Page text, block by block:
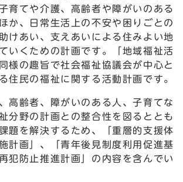
育てや介護、高齢者や障がいのある
か、日常生活上の不安や困りごとの
けあい、支えあいによる住みよい地
いくための計画です。「地域福祉活
様の趣旨で社会福祉協議会が中心と
住民の福祉に関する活動計画です。
高齢者、障がいのある人、子育てな
分野の計画との整合性を図るととも
題を解決するため、「重層的支援体
計画」、「青年後見制度利用促進基
犯防止推進計画」の内容を含んでい